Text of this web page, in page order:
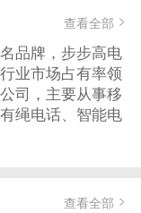
查看全部
品牌，步步高电
业市场占有率领
司，主要从事移
绳电话、智能电
查看全部